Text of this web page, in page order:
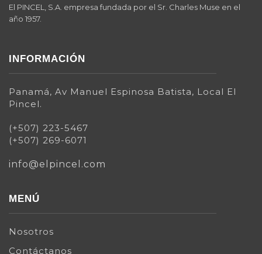
El PINCEL, S.A. empresa fundada por el Sr. Charles Muse en el
año 1957.
INFORMACIÓN
Panamá, Av Manuel Espinosa Batista, Local El
Pincel.
(+507) 223-5467
(+507) 269-6071
info@elpincel.com
MENÚ
Nosotros
Contáctanos